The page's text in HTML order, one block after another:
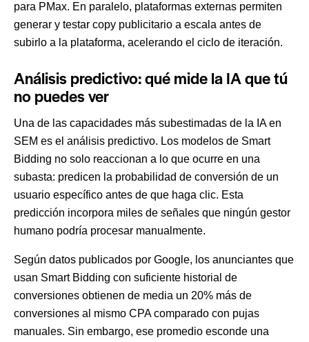
para PMax. En paralelo, plataformas externas permiten
generar y testar copy publicitario a escala antes de
subirlo a la plataforma, acelerando el ciclo de iteración.
Análisis predictivo: qué mide la IA que tú
no puedes ver
Una de las capacidades más subestimadas de la IA en
SEM es el análisis predictivo. Los modelos de Smart
Bidding no solo reaccionan a lo que ocurre en una
subasta: predicen la probabilidad de conversión de un
usuario específico antes de que haga clic. Esta
predicción incorpora miles de señales que ningún gestor
humano podría procesar manualmente.
Según datos publicados por Google, los anunciantes que
usan Smart Bidding con suficiente historial de
conversiones obtienen de media un 20% más de
conversiones al mismo CPA comparado con pujas
manuales. Sin embargo, ese promedio esconde una